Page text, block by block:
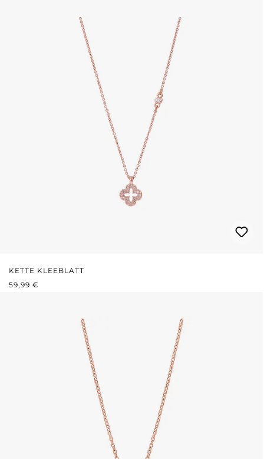
KETTE KLEEBLATT
REGULÄRER PREIS:
59,99 €